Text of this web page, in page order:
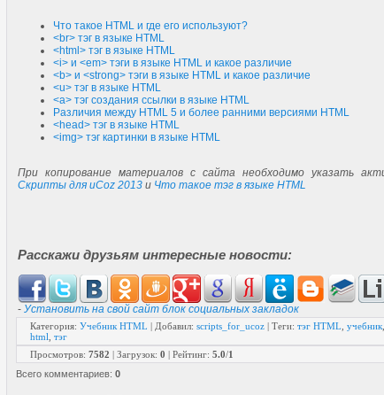
Что такое HTML и где его используют?
<br> тэг в языке HTML
<html> тэг в языке HTML
<i> и <em> тэги в языке HTML и какое различие
<b> и <strong> тэги в языке HTML и какое различие
<u> тэг в языке HTML
<a> тэг создания ссылки в языке HTML
Различия между HTML 5 и более ранними версиями HTML
<head> тэг в языке HTML
<img> тэг картинки в языке HTML
При копирование материалов с сайта необходимо указать
Скрипты для uCoz 2013 и Что такое тэг в языке HTML
Расскажи друзьям интересные новости:
- Установить на свой сайт блок социальных закладок
Категория: Учебник HTML | Добавил: scripts_for_ucoz | Теги: тэг HTML учебник
html тэг
Просмотров: 7582 | Загрузок: 0 | Рейтинг: 5.0/1
Всего комментариев: 0